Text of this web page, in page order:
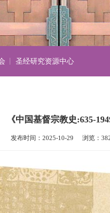
圣经研究资源中心
《中国基督宗教史:635-
发布时间：2025-10-29      浏览：